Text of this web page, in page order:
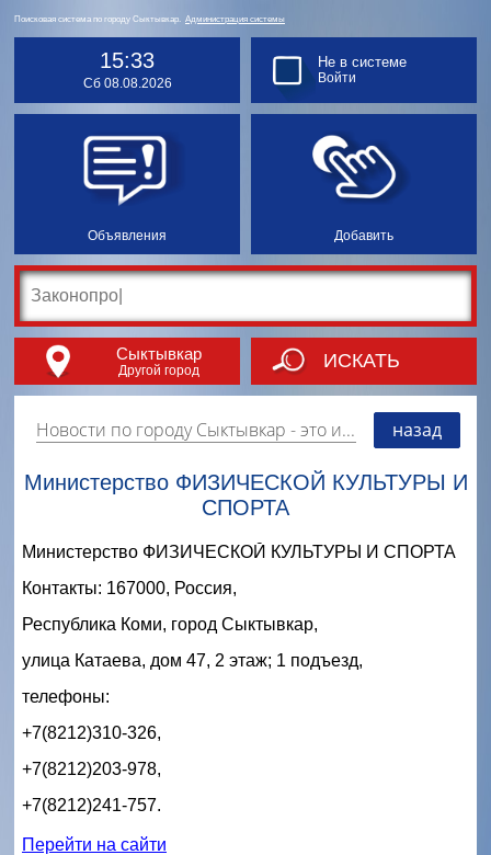
Поисковая система по городу Сыктывкар. Администрация системы
15:33
Сб 08.08.2026
Объявления Добавить
Не в системе
Войти
Сыктывкар
Другой город ИСКАТЬ
Новости по городу Сыктывкар - это информация о событиях, мероприятиях и торгово-коммерческой деятельности города. Страницу наполняют платные и бесплатные объявления, имеющие функцию "поднятия вверх списка". назад
Министерство ФИЗИЧЕСКОЙ КУЛЬТУРЫ И
СПОРТА
Министерство ФИЗИЧЕСКОЙ КУЛЬТУРЫ И СПОРТА
Контакты: 167000, Россия,
Республика Коми, город Сыктывкар,
улица Катаева, дом 47, 2 этаж; 1 подъезд,
телефоны:
+7(8212)310-326,
+7(8212)203-978,
+7(8212)241-757.
Перейти на сайти